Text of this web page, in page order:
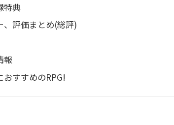
特典
、評価まとめ(総評)
報
おすすめのRPG!